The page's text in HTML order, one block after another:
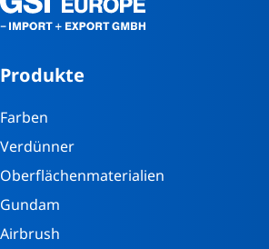
Produkte
Farben
Verdünner
Oberflächenmaterialien
Gundam
Airbrush